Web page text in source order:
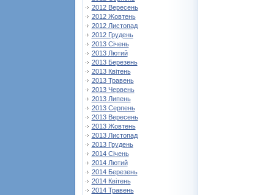
2012 Вересень
2012 Жовтень
2012 Листопад
2012 Грудень
2013 Січень
2013 Лютий
2013 Березень
2013 Квітень
2013 Травень
2013 Червень
2013 Липень
2013 Серпень
2013 Вересень
2013 Жовтень
2013 Листопад
2013 Грудень
2014 Січень
2014 Лютий
2014 Березень
2014 Квітень
2014 Травень